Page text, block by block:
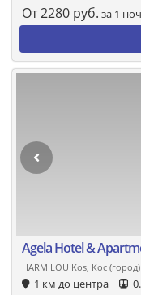
От2280 руб. за 1
Agela Hotel &
HARMILOU Kos, Кос (город)
1 км до центра